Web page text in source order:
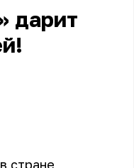
дарит
стране